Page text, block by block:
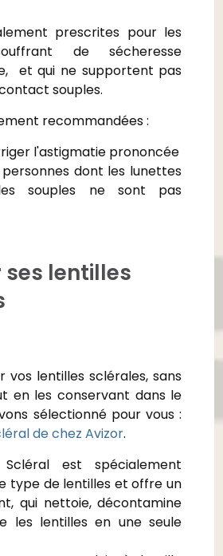
prescrites pour les
de sécheresse
et qui ne supportent pas
souples.
recommandées :
l'astigmatie prononcée
dont les lunettes
souples ne sont pas
lentilles
vos lentilles sclérales, sans
en les conservant dans le
sélectionné pour vous :
de chez Avizor.
est spécialement
type de lentilles et offre un
qui nettoie, décontamine
les lentilles en une seule